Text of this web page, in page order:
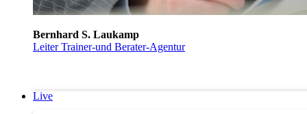
Bernhard S. Laukamp
Leiter Trainer-und Berater-Agentur
Live